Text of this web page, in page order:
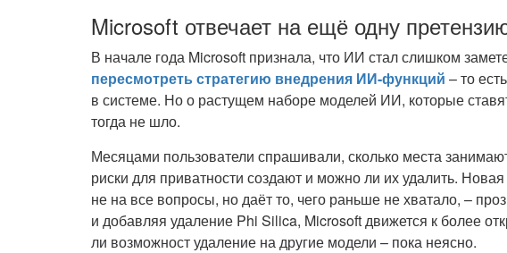
Microsoft отвечает на ещё одну
В начале года Microsoft признала, что ИИ стал слишком
пересмотреть стратегию внедрения ИИ-функций – то
в системе. Но о растущем наборе моделей ИИ, которые
тогда не шло.
Месяцами пользователи спрашивали, сколько места
риски для приватности создают и можно ли их удалить.
не на все вопросы, но даёт то, чего раньше не хватало, –
и добавляя удаление Phi Silica, Microsoft движется к более
ли возможност удаление на другие модели – пока неясно.